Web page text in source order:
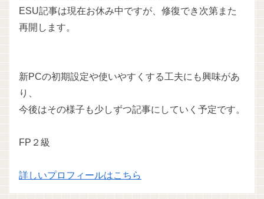
ESU記事は現在お休み中ですが、修復でき次第また
再開します。
新PCの初期設定や使いやすくする工夫にも興味があ
り、
今後はその様子も少しずつ記事にしていく予定です。
FP２級
詳しいプロフィールはこちら